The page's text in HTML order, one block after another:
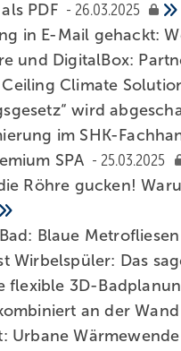
PDF
26.03.2025
in E-Mail gehackt:
und DigitalBox:
Climate
wird
im SHK-
SPA
25.03.2025
Röhre gucken!
Blaue
Wirbelspüler: Das
flexible 3D-
an der Wand
Urbane